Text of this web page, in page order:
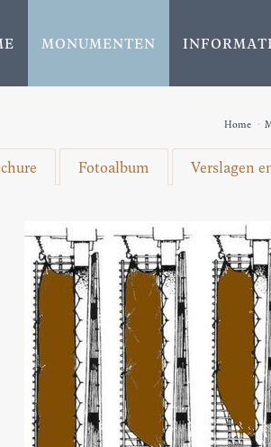
MONUMENTEN
Home
Fotoalbum Verslagen